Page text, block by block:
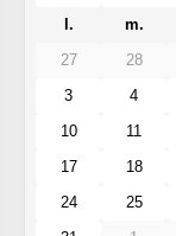
l.
m.
27
28
3
4
10
11
17
18
24
25